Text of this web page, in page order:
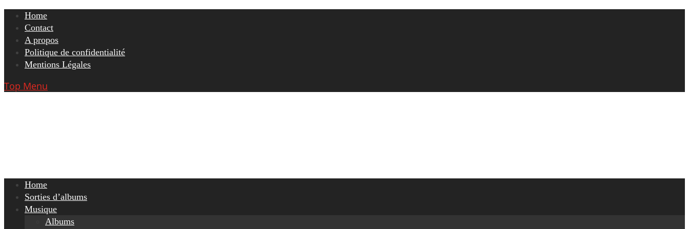
Skip
content
Home
Contact
A propos
Politique de confidentialité
Mentions Légales
Top Menu
Home
Sorties d’albums
Musique
Albums